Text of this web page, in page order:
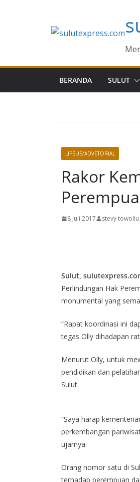
BERANDA SULUT
LIPSUS/ADVETORIAL
Rakor
8 Juli 2017 stevy towoliu
Sulut,
Perlindungan Hak
monumental yang
“Rapat koordinasi ini
tegas Olly dihadapan
Menurut Olly, untuk
pendidikan dan
Sulut.
“Saya harap
perkembangan
ujarnya.
Orang nomor satu di
terhadap perempuan